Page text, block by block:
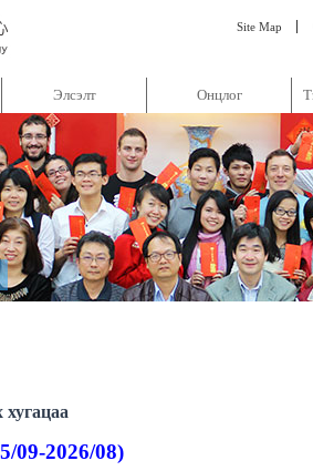
Site Map
Элсэлт Онцлог
09-2026/08)